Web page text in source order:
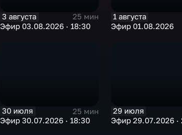
3 августа
25 мин
Эфир 03.08.2026 · 18:30
1 августа
Эфир 01.08.2026
30 июля
25 мин
Эфир 30.07.2026 · 18:30
29 июля
Эфир 29.07.2026 ·